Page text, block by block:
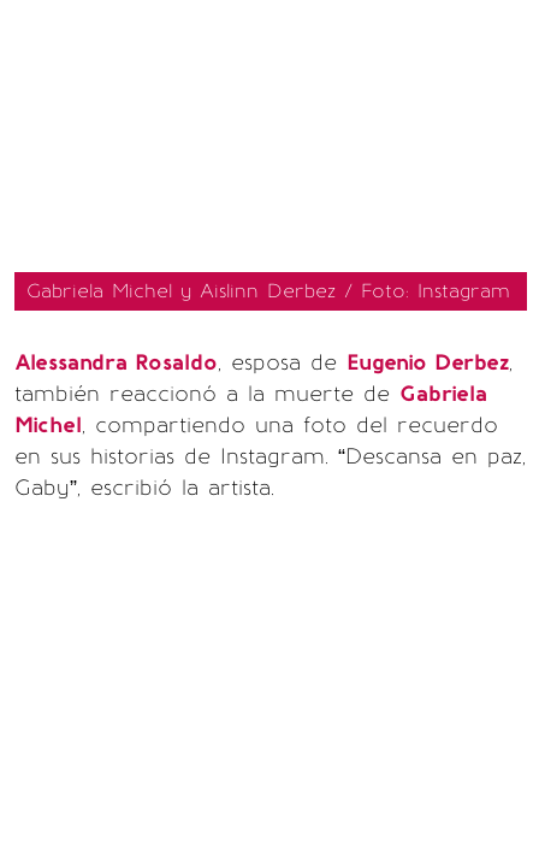
Gabriela Michel y Aislinn Derbez / Foto: Instagram
Alessandra Rosaldo, esposa de Eugenio Derbez,
también reaccionó a la muerte de Gabriela
Michel, compartiendo una foto del recuerdo
en sus historias de Instagram. “Descansa en paz,
Gaby”, escribió la artista.